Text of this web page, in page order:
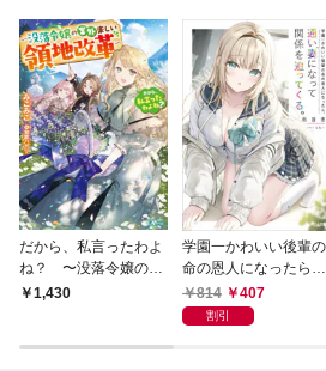
だから、私言ったわよ
ね？ 〜没落令嬢の案
外楽しい領地改革〜
1,430
学園一かわいい後輩の
命の恩人になったら、
通い妻になって関係を
迫ってくる。
814 407
割引